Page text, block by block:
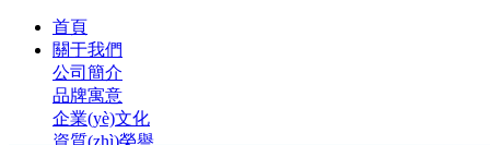
首頁
關于我們
公司簡介
品牌寓意
企業(yè)文化